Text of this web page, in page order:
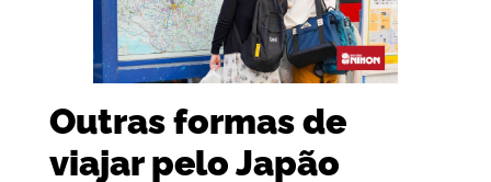
Outras formas de
viajar pelo Japão